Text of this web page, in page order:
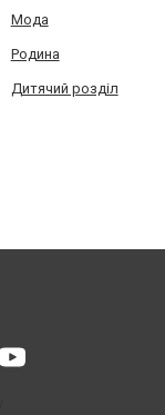
Мода
Родина
Дитячий розділ